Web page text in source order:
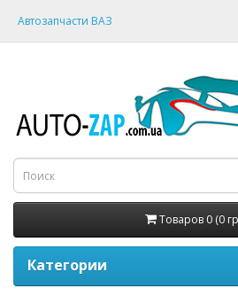
Автозапчасти ВАЗ
Товаров 0 (0
Категории